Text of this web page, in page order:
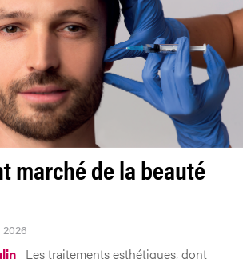
marché de la beauté
Les traitements esthétiques, dont